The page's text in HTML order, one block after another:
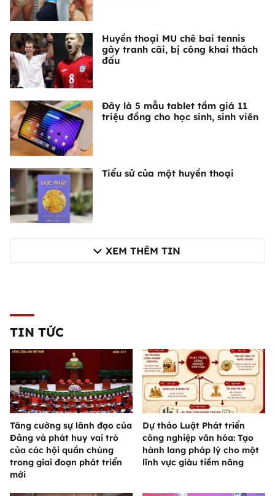
Huyền thoại MU chê bai tennis
gây tranh cãi, bị công khai thách
đấu
Đây là 5 mẫu tablet tầm giá 11
triệu đồng cho học sinh, sinh viên
Tiểu sử của một huyền thoại
XEM THÊM TIN
TIN TỨC
Tăng cường sự lãnh đạo của
Đảng và phát huy vai trò
của các hội quần chúng
trong giai đoạn phát triển
mới
Dự thảo Luật Phát triển
công nghiệp văn hóa: Tạo
hành lang pháp lý cho một
lĩnh vực giàu tiềm năng